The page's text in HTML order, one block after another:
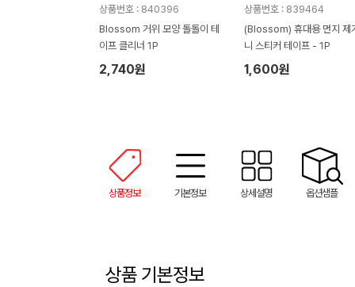
상품번호 : 840396
Blossom 거위 모양 돌돌이 테
이프 클리너 1P
2,740원
상품번호 : 839464
(Blossom) 휴대용 먼지 제
니 스티커 테이프 - 1P
1,600원
상품정보 기본정보 상세설명 옵션샘플
상품 기본정보